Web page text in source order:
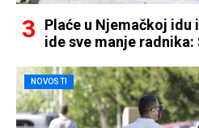
Plaće u Njemačkoj idu
ide sve manje radnika:
NOVOSTI